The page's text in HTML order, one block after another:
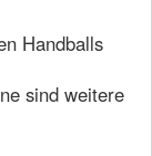
Handballs
sind weitere